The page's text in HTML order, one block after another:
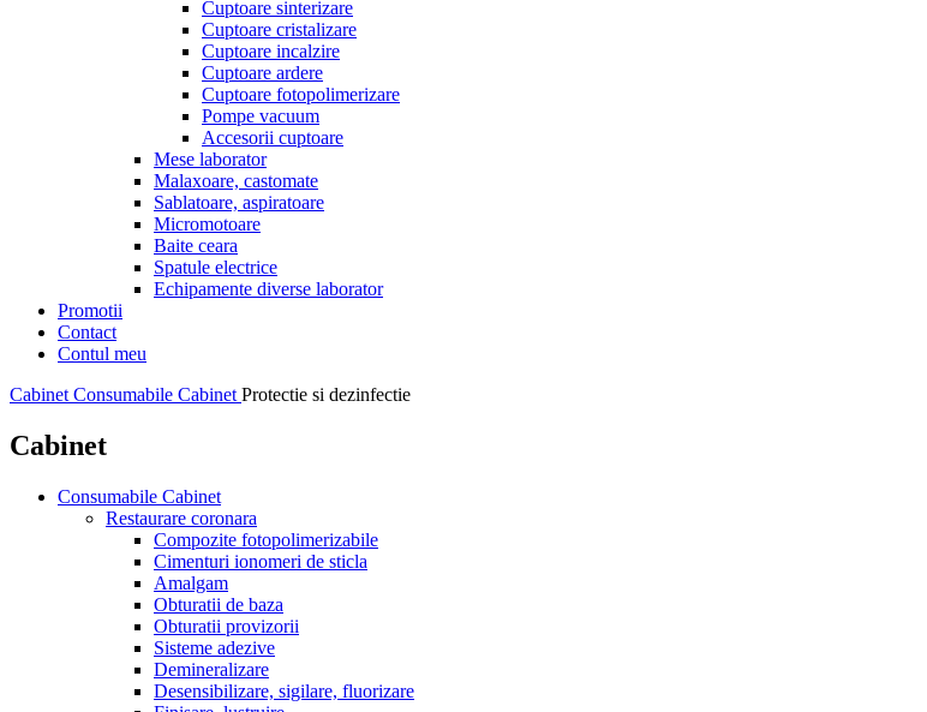
Cuptoare sinterizare
Cuptoare cristalizare
Cuptoare incalzire
Cuptoare ardere
Cuptoare fotopolimerizare
Pompe vacuum
Accesorii cuptoare
Mese laborator
Malaxoare, castomate
Sablatoare, aspiratoare
Micromotoare
Baite ceara
Spatule electrice
Echipamente diverse laborator
Promotii
Contact
Contul meu
Cabinet Consumabile Cabinet Protectie si dezinfectie
Cabinet
Consumabile Cabinet
Restaurare coronara
Compozite fotopolimerizabile
Cimenturi ionomeri de sticla
Amalgam
Obturatii de baza
Obturatii provizorii
Sisteme adezive
Demineralizare
Desensibilizare, sigilare, fluorizare